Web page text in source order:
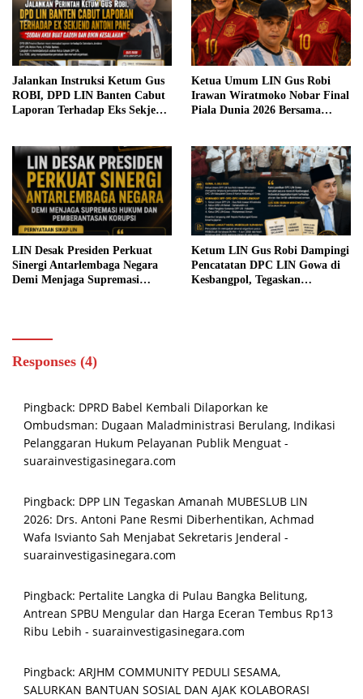
Jalankan Instruksi Ketum Gus
ROBI, DPD LIN Banten Cabut
Laporan Terhadap Eks Sekjen
Organisasi
Ketua Umum LIN Gus Robi
Irawan Wiratmoko Nobar Final
Piala Dunia 2026 Bersama
Suasana Penuh Keakraban
LIN Desak Presiden Perkuat
Sinergi Antarlembaga Negara
Demi Menjaga Supremasi
Ketum LIN Gus Robi Dampingi
Pencatatan DPC LIN Gowa di
Kesbangpol, Tegaskan
Responses (4)
Pingback: DPRD Babel Kembali Dilaporkan ke
Ombudsman: Dugaan Maladministrasi Berulang, Indikasi
Pelanggaran Hukum Pelayanan Publik Menguat -
suarainvestigasinegara.com
Pingback: DPP LIN Tegaskan Amanah MUBESLUB LIN
2026: Drs. Antoni Pane Resmi Diberhentikan, Achmad
Wafa Isvianto Sah Menjabat Sekretaris Jenderal -
suarainvestigasinegara.com
Pingback: Pertalite Langka di Pulau Bangka Belitung,
Antrean SPBU Mengular dan Harga Eceran Tembus Rp13
Ribu Lebih - suarainvestigasinegara.com
Pingback: ARJHM COMMUNITY PEDULI SESAMA,
SALURKAN BANTUAN SOSIAL DAN AJAK KOLABORASI